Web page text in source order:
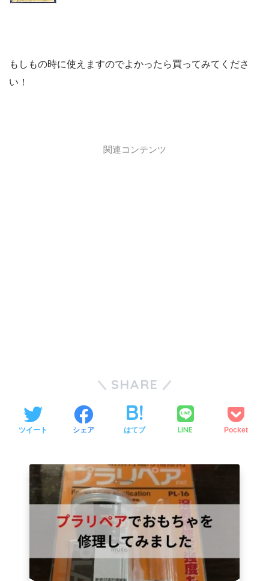
もしもの時に使えますのでよかったら買ってみてくださ
い！
関連コンテンツ
SHARE
ツイート シェア はてブ LINE Pocket